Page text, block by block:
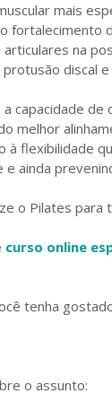
mais
fortalecimento
na
discal
capacidade
melhor
à flexibilidade
e ainda
o Pilates para
curso online
tenha
o assunto: